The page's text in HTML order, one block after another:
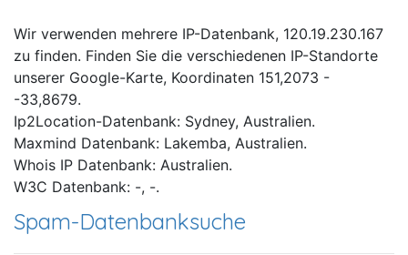
Wir verwenden mehrere IP-Datenbank, 120.19.230.167
zu finden. Finden Sie die verschiedenen IP-Standorte
unserer Google-Karte, Koordinaten 151,2073 -
-33,8679.
Ip2Location-Datenbank: Sydney, Australien.
Maxmind Datenbank: Lakemba, Australien.
Whois IP Datenbank: Australien.
W3C Datenbank: -, -.
Spam-Datenbanksuche